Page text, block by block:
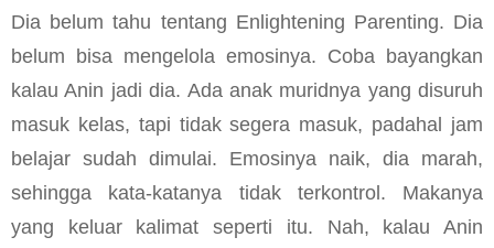
Dia belum tahu tentang Enlightening Parenting. Dia
belum bisa mengelola emosinya. Coba bayangkan
kalau Anin jadi dia. Ada anak muridnya yang disuruh
masuk kelas, tapi tidak segera masuk, padahal jam
belajar sudah dimulai. Emosinya naik, dia marah,
sehingga kata-katanya tidak terkontrol. Makanya
yang keluar kalimat seperti itu. Nah, kalau Anin